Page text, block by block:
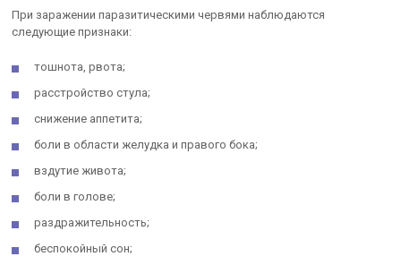
При заражении паразитическими червями наблюдаются
следующие признаки:
тошнота, рвота;
расстройство стула;
снижение аппетита;
боли в области желудка и правого бока;
вздутие живота;
боли в голове;
раздражительность;
беспокойный сон;